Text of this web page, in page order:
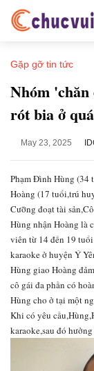
Gặp gỡ tin tức
Nhóm
rót bia ở
May 23, 2025
Phạm Đình Hùng (34
Hoàng (17 tuổi,trú
Cưỡng đoạt tài
Hùng nhận Hoàng là
viên từ 14 đến 19
karaoke ở huyện Ý
Hùng giao Hoàng
cô gái đa phần có
Hùng cho ở tại một
Khi có yêu
karaoke,sau đó